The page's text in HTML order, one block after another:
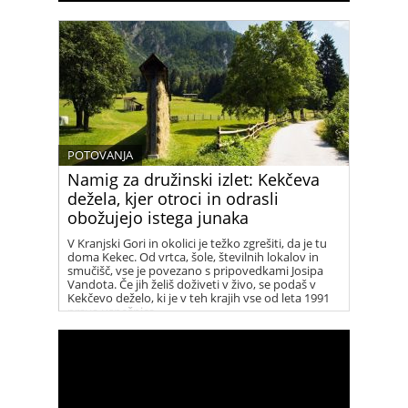
Namig za družinski izlet: Kekčeva
dežela, kjer otroci in odrasli
obožujejo istega junaka
POTOVANJA
V Kranjski Gori in okolici je težko zgrešiti, da je tu
doma Kekec. Od vrtca, šole, številnih lokalov in
smučišč, vse je povezano s pripovedkami Josipa
Vandota. Če jih želiš doživeti v živo, se podaš v
Kekčevo deželo, ki je v teh krajih vse od leta 1991
prava uspešnica.